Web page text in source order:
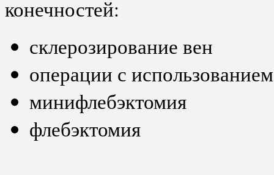
конечностей:
склерозирование вен
операции с
минифлебэктомия
флебэктомия